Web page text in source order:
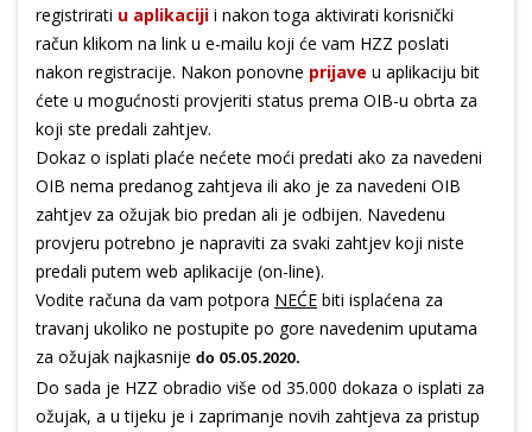
registrirati u aplikaciji i nakon toga aktivirati korisnički
račun klikom na link u e-mailu koji će vam HZZ poslati
nakon registracije. Nakon ponovne prijave u aplikaciju bit
ćete u mogućnosti provjeriti status prema OIB-u obrta za
koji ste predali zahtjev.
Dokaz o isplati plaće nećete moći predati ako za navedeni
OIB nema predanog zahtjeva ili ako je za navedeni OIB
zahtjev za ožujak bio predan ali je odbijen. Navedenu
provjeru potrebno je napraviti za svaki zahtjev koji niste
predali putem web aplikacije (on-line).
Vodite računa da vam potpora NEĆE biti isplaćena za
travanj ukoliko ne postupite po gore navedenim uputama
za ožujak najkasnije do 05.05.2020.
Do sada je HZZ obradio više od 35.000 dokaza o isplati za
ožujak, a u tijeku je i zaprimanje novih zahtjeva za pristup